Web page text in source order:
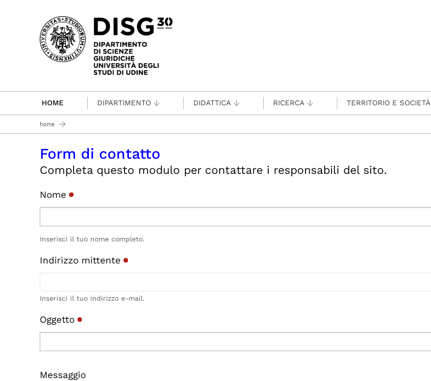
Passa al contenuto principale
HOME DIPARTIMENTO DIDATTICA RICERCA TERRITORIO E SOCIETÀ
home
Form di contatto
Completa questo modulo per contattare i responsabili del sito.
Nome
Inserisci il tuo nome completo.
Indirizzo mittente
Inserisci il tuo indirizzo e-mail.
Oggetto
Messaggio